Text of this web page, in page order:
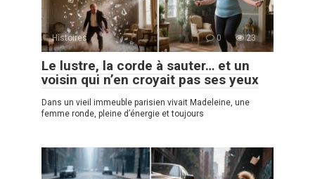
Histoires 0 23
Le lustre, la corde à sauter… et un
voisin qui n’en croyait pas ses yeux
Dans un vieil immeuble parisien vivait Madeleine, une
femme ronde, pleine d’énergie et toujours